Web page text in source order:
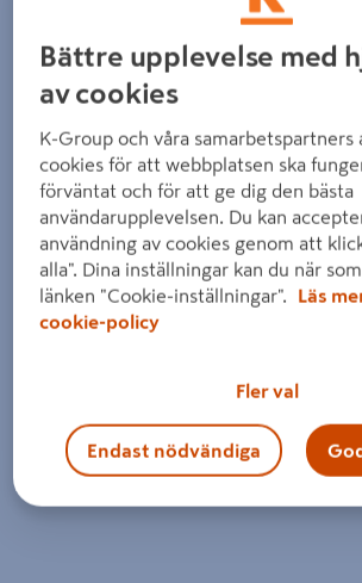
Detaljerad beskrivning finns i
Bättre upplevelse med
av cookies
K-Group och våra samarbetspartners
cookies för att webbplatsen ska
förväntat och för att ge dig den bästa
användarupplevelsen. Du kan
användning av cookies genom att
alla". Dina inställningar kan du när
länken "Cookie-inställningar".
Läs
cookie-policy
Fler val
Endast nödvändiga